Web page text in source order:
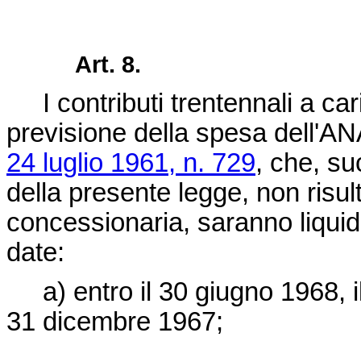
Art. 8.
I contributi trentennali a
previsione della spesa
24 luglio 1961, n. 729, che,
della presente legge, non
concessionaria, saranno
date:
a) entro il 30 giugno 1968,
31 dicembre 1967;